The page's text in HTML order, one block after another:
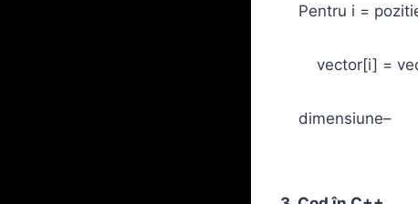
Pentru i =
vector[i] =
dimensiune–